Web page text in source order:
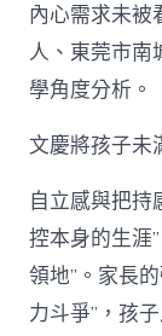
內心需求未被
人、東莞市南
學角度分析。
文慶將孩子未
自立感與把持
控本身的生涯
領地”。家長
力斗爭”，孩